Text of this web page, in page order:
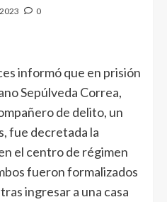
0
informó que en prisión
Sepúlveda Correa,
de delito, un
fue decretada la
el centro de régimen
fueron formalizados
ingresar a una casa